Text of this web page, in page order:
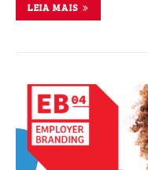
LEIA MAIS